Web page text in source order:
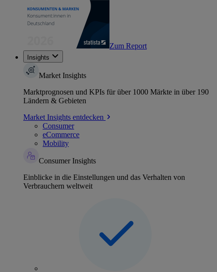
Zum Report
Insights
Market Insights
Marktprognosen und KPIs für über 1000 Märkte in über 190
Ländern & Gebieten
Market Insights entdecken
Consumer
eCommerce
Mobility
Consumer Insights
Einblicke in die Einstellungen und das Verhalten von
Verbrauchern weltweit